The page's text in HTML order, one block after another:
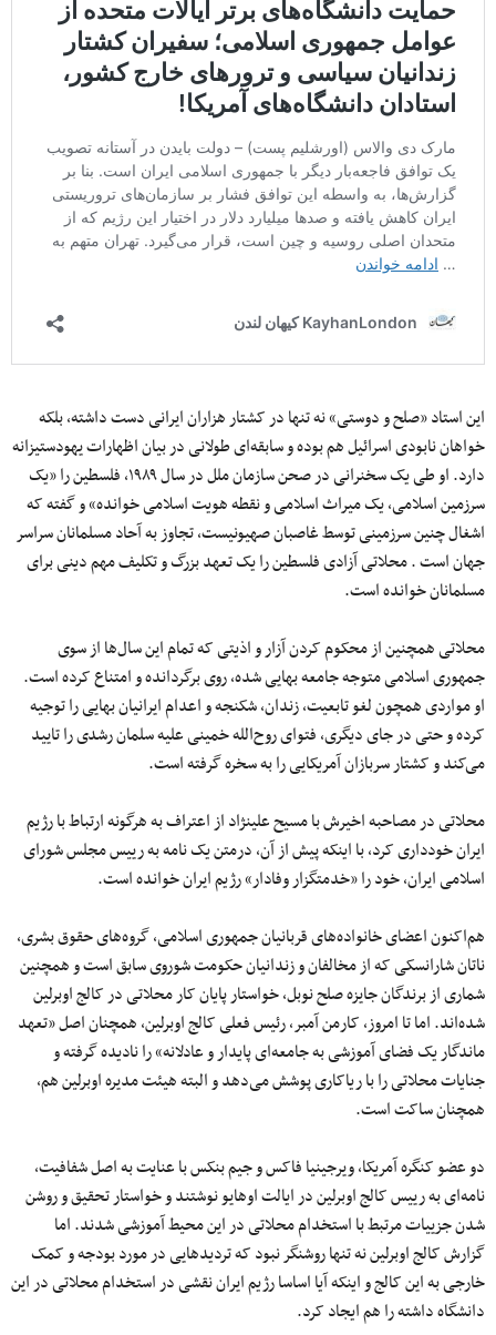
این استاد «صلح و دوستی» نه تنها در کشتار هزاران ایرانی دست داشته، بلکه
خواهان نابودی اسرائیل هم بوده و سابقه‌ای طولانی در بیان اظهارات یهودستیزانه
دارد. او طی یک سخنرانی در صحن سازمان ملل در سال ۱۹۸۹، فلسطین را «یک
سرزمین اسلامی، یک میراث اسلامی و نقطه هویت اسلامی خوانده» و گفته که
اشغال چنین سرزمینی توسط غاصبان صهیونیست، تجاوز به آحاد مسلمانان سراسر
جهان است . محلاتی آزادی فلسطین را یک تعهد بزرگ و تکلیف مهم دینی برای
مسلمانان خوانده است.
محلاتی همچنین از محکوم کردن آزار و اذیتی که تمام این سال‌ها از سوی
جمهوری اسلامی متوجه جامعه بهایی شده، روی برگردانده و امتناع کرده است.
او مواردی همچون لغو تابعیت، زندان، شکنجه و اعدام ایرانیان بهایی را توجیه
کرده و حتی در جای دیگری، فتوای روح‌الله خمینی علیه سلمان رشدی را تایید
می‌کند و کشتار سربازان آمریکایی را به سخره گرفته است.
محلاتی در مصاحبه اخیرش با مسیح علینژاد از اعتراف به هرگونه ارتباط با رژیم
ایران خودداری کرد، با اینکه پیش از آن، درمتن یک نامه به رییس مجلس شورای
اسلامی ایران، خود را «خدمتگزار وفادار» رژیم ایران خوانده است.
هم‌اکنون اعضای خانواده‌های قربانیان جمهوری اسلامی، گروه‌های حقوق بشری،
ناتان شارانسکی که از مخالفان و زندانیان حکومت شوروی سابق است و همچنین
شماری از برندگان جایزه صلح نوبل، خواستار پایان کار محلاتی در کالج اوبرلین
شده‌اند. اما تا امروز، کارمن آمبر، رئیس فعلی کالج اوبرلین، همچنان اصل «تعهد
ماندگار یک فضای آموزشی به جامعه‌ای پایدار و عادلانه» را نادیده گرفته و
جنایات محلاتی را با ریاکاری پوشش می‌دهد و البته هیئت مدیره اوبرلین هم،
همچنان ساکت است.
دو عضو کنگره آمریکا، ویرجینیا فاکس و جیم بنکس با عنایت به اصل شفافیت،
نامه‌ای به رییس کالج اوبرلین در ایالت اوهایو نوشتند و خواستار تحقیق و روشن
شدن جزییات مرتبط با استخدام محلاتی در این محیط آموزشی شدند. اما
گزارش کالج اوبرلین نه تنها روشنگر نبود که تردیدهایی در مورد بودجه و کمک
خارجی به این کالج و اینکه آیا اساسا رژیم ایران نقشی در استخدام محلاتی در این
دانشگاه داشته را هم ایجاد کرد.